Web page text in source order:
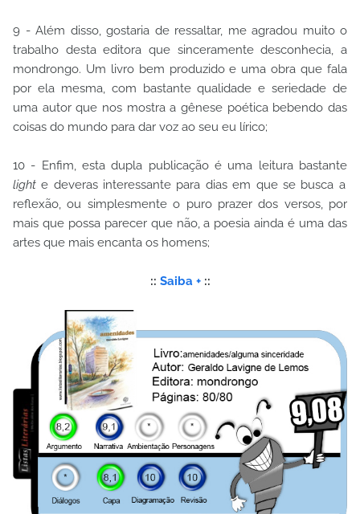
9 - Além disso, gostaria de ressaltar, me agradou muito o
trabalho desta editora que sinceramente desconhecia, a
mondrongo. Um livro bem produzido e uma obra que fala
por ela mesma, com bastante qualidade e seriedade de
uma autor que nos mostra a gênese poética bebendo das
coisas do mundo para dar voz ao seu eu lírico;
10 - Enfim, esta dupla publicação é uma leitura bastante
light e deveras interessante para dias em que se busca a
reflexão, ou simplesmente o puro prazer dos versos, por
mais que possa parecer que não, a poesia ainda é uma das
artes que mais encanta os homens;
:: Saiba + ::